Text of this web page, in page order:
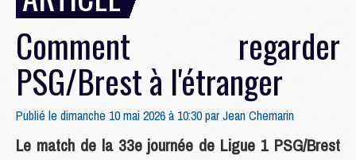
Comment regarder
PSG/Brest à l'étranger
Publié le dimanche 10 mai 2026 à 10:30 parJean Chemarin
Le match de la 33e journée de Ligue 1 PSG/Brest